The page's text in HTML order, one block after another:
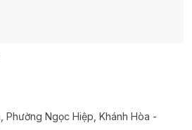
Phường Ngọc Hiệp, Khánh Hòa -